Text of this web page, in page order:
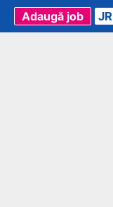
Adaugă job JR